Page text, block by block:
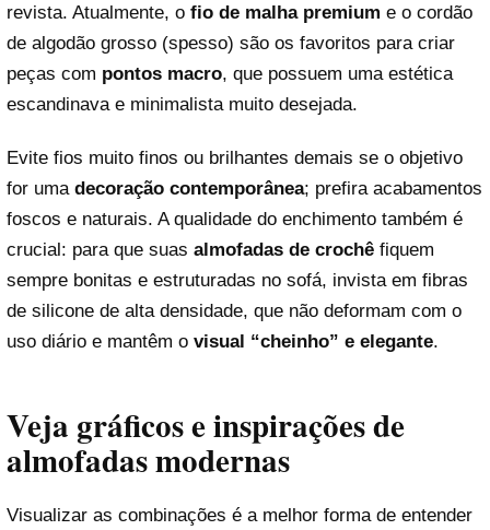
Reproduzir vídeo
revista. Atualmente, o fio de malha premium e o cordão
de algodão grosso (spesso) são os favoritos para criar
peças com pontos macro, que possuem uma estética
escandinava e minimalista muito desejada.
Evite fios muito finos ou brilhantes demais se o objetivo
for uma decoração contemporânea; prefira acabamentos
foscos e naturais. A qualidade do enchimento também é
crucial: para que suas almofadas de crochê fiquem
sempre bonitas e estruturadas no sofá, invista em fibras
de silicone de alta densidade, que não deformam com o
uso diário e mantêm o visual “cheinho” e elegante.
Veja gráficos e inspirações de
almofadas modernas
Visualizar as combinações é a melhor forma de entender